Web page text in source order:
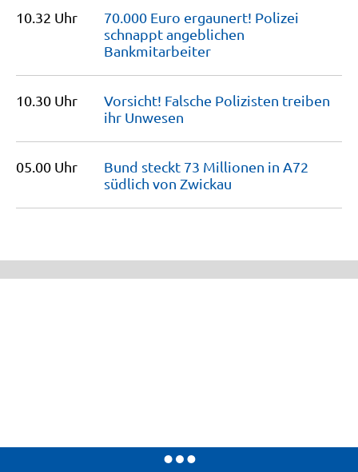
10.32 Uhr
70.000 Euro ergaunert! Polizei
schnappt angeblichen
Bankmitarbeiter
10.30 Uhr
Vorsicht! Falsche Polizisten treiben
ihr Unwesen
05.00 Uhr
Bund steckt 73 Millionen in A72
südlich von Zwickau